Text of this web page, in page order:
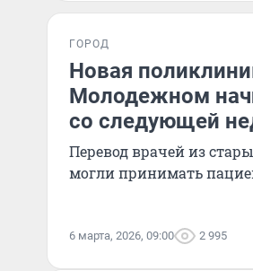
ГОРОД
Новая
Молодежном
со следующей
Перевод врачей из
могли принимать
6 марта, 2026, 09:00 2 995